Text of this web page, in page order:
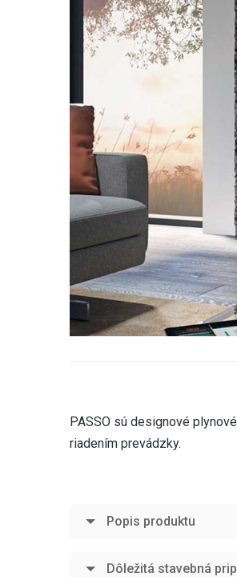
PASSO sú designové
riadením prevádzky.
Popis produktu
Dôležitá stavebná